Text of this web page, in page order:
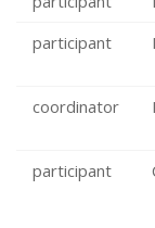
participant
coordinator
participant